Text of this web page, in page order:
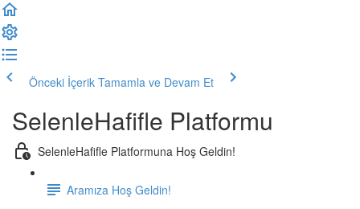
Önceki İçerik Tamamla ve Devam Et
SelenleHafifle Platformu
SelenleHafifle Platformuna Hoş Geldin!
Aramıza Hoş Geldin!